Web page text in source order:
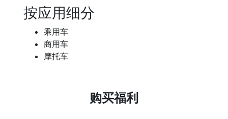
按应用细分
乘用车
商用车
摩托车
购买福利